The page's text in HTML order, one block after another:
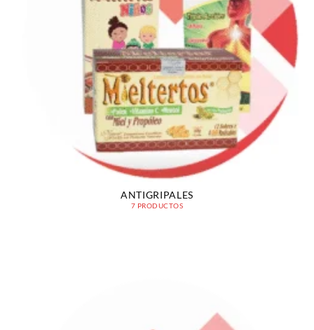
ANTIGRIPALES
7 PRODUCTOS